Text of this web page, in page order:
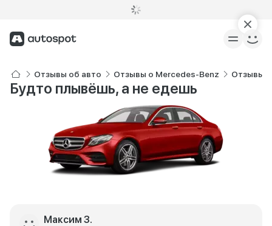
Отзывы об авто Отзывы о Mercedes-Benz Отзывы о
Будто плывёшь, а не едешь
Максим З.